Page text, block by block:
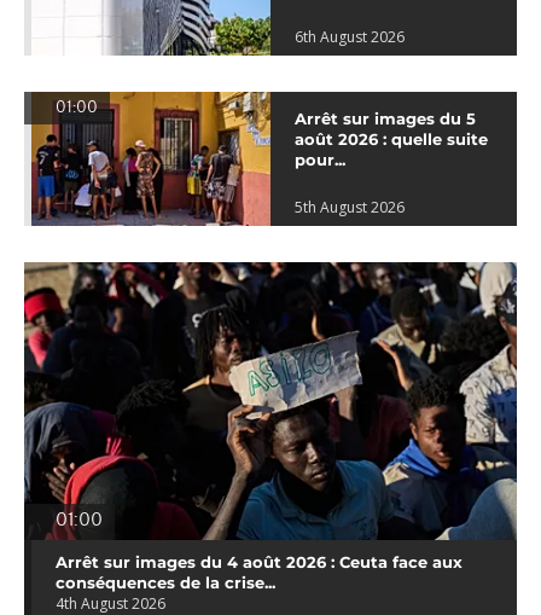
6th August 2026
01:00
Arrêt sur images du 5
août 2026 : quelle suite
pour...
5th August 2026
01:00
Arrêt sur images du 4 août 2026 : Ceuta face aux
conséquences de la crise...
4th August 2026